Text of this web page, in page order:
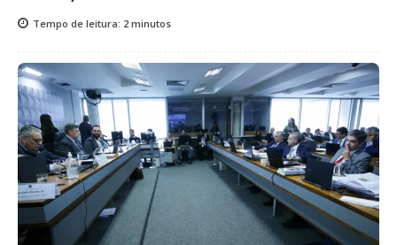
Tempo de leitura: 2 minutos